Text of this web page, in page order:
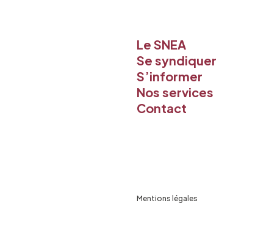
Le SNEA
Se syndiquer
S’informer
Nos services
Contact
Mentions légales